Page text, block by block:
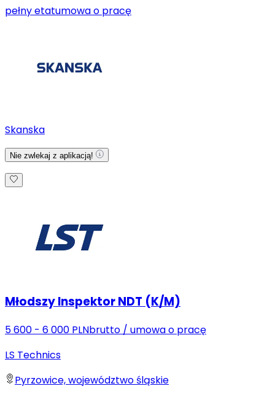
pełny etatumowa o pracę
Skanska
Nie zwlekaj z aplikacją!
Młodszy Inspektor NDT (K/M)
5 600 - 6 000 PLNbrutto / umowa o pracę
LS Technics
Pyrzowice, województwo śląskie